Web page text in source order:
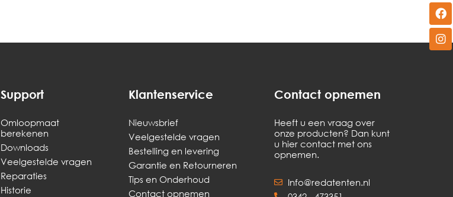
Support
Omloopmaat
berekenen
Downloads
Veelgestelde vragen
Reparaties
Historie
Klantenservice
Nieuwsbrief
Veelgestelde vragen
Bestelling en levering
Garantie en Retourneren
Tips en Onderhoud
Contact opnemen
Contact opnemen
Heeft u een vraag over
onze producten? Dan kunt
u hier contact met ons
opnemen.
Info@redatenten.nl